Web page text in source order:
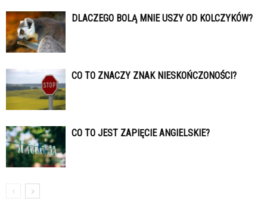
DLACZEGO BOLĄ MNIE USZY OD KOLCZYKÓW?
CO TO ZNACZY ZNAK NIESKOŃCZONOŚCI?
CO TO JEST ZAPIĘCIE ANGIELSKIE?